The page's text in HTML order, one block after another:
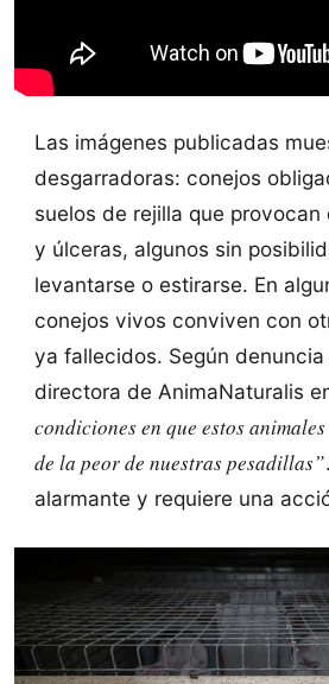
Las imágenes publicadas
desgarradoras: conejos
suelos de rejilla que provocan
y úlceras, algunos sin
levantarse o estirarse. En
conejos vivos conviven con
ya fallecidos. Según denuncia
directora de AnimaNaturalis
condiciones en que estos
de la peor de nuestras pesadillas”
alarmante y requiere una